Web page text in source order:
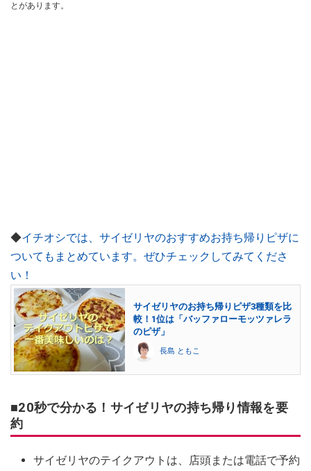
とがあります。
◆イチオシでは、サイゼリヤのおすすめお持ち帰りピザに
ついてもまとめています。ぜひチェックしてみてくださ
い！
サイゼリヤのお持ち帰りピザ3種類を比
較！1位は「バッファローモッツァレラ
のピザ」
長島 ともこ
■20秒で分かる！サイゼリヤの持ち帰り情報を要
約
サイゼリヤのテイクアウトは、店頭または電話で予約